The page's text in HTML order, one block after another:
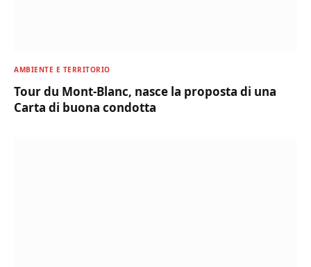
AMBIENTE E TERRITORIO
Tour du Mont-Blanc, nasce la proposta di una
Carta di buona condotta